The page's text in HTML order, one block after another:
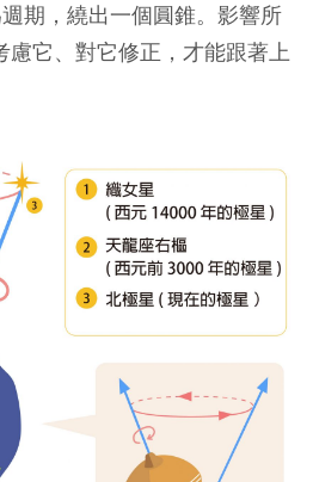
期，繞出一個圓錐。影響所
慮它、對它修正，才能跟著上